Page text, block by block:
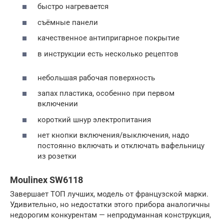
быстро нагревается
съёмные панели
качественное антипригарное покрытие
в инструкции есть несколько рецептов
небольшая рабочая поверхность
запах пластика, особенно при первом
включении
короткий шнур электропитания
нет кнопки включения/выключения, надо
постоянно включать и отключать вафельницу
из розетки
Moulinex SW6118
Завершает ТОП лучших, модель от французской марки.
Удивительно, но недостатки этого прибора аналогичны
недорогим конкурентам — непродуманная конструкция,